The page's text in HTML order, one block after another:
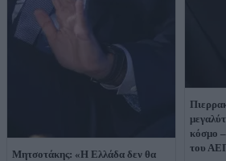
Μητσοτάκης: «Η Ελλάδα δεν θα
κόσμο
του